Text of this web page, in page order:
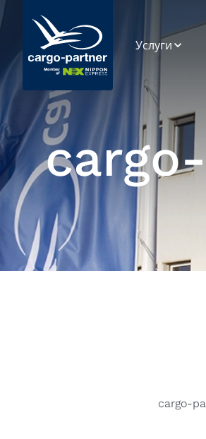
Услуги
Воздушен
Транспорт
Поморски
Транспорт
Патен
Железнички
Складирање
Управување
cargo-